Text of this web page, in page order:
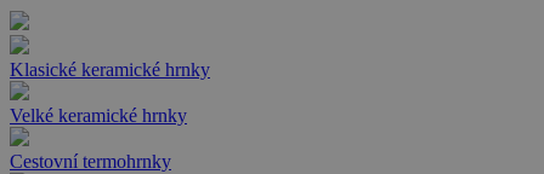
Klasické keramické hrnky
Velké keramické hrnky
Cestovní termohrnky